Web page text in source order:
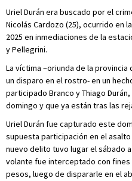
Uriel Durán era buscado por el
Nicolás Cardozo (25), ocurrido en
2025 en inmediaciones de la
y Pellegrini.
La víctima –oriunda de la
un disparo en el rostro- en un
participado Branco y Thiago
domingo y que ya están tras las
Uriel Durán fue capturado este
supuesta participación en el
nuevo delito tuvo lugar el sábado
volante fue interceptado con fines
pesos, luego de dispararle en el